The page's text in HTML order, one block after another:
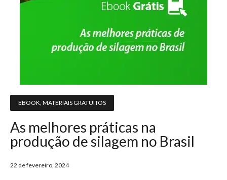
EBOOK, MATERIAIS GRATUITOS
As melhores práticas na
produção de silagem no Brasil
22 de fevereiro, 2024